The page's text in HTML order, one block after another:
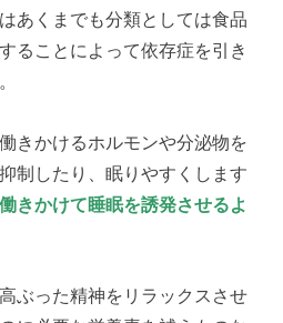
あくまでも分類としては食品
ることによって依存症を引き
きかけるホルモンや分泌物を
制したり、眠りやすくします
きかけて睡眠を誘発させるよ
ぶった精神をリラックスさせ